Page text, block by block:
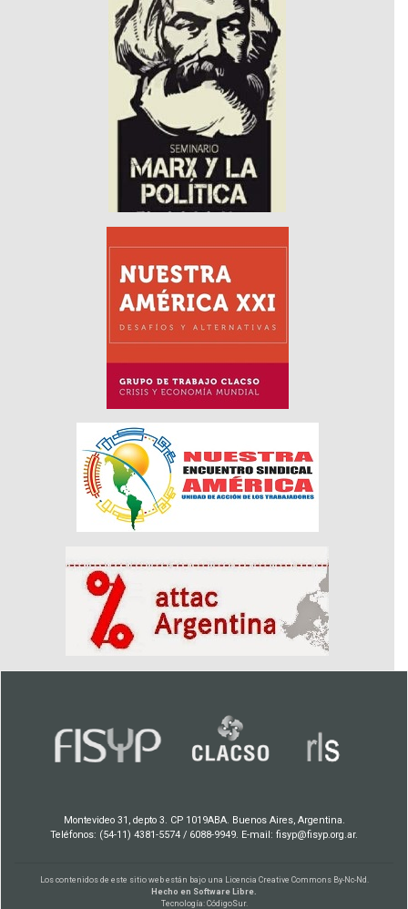
Montevideo 31, depto 3. CP 1019ABA. Buenos Aires, Argentina.
Teléfonos: (54-11) 4381-5574 / 6088-9949. E-mail: fisyp@fisyp.org.ar.
Los contenidos de este sitio web están bajo una Licencia Creative Commons By-Nc-Nd
Hecho en Software Libre.
Tecnología: CódigoSur.